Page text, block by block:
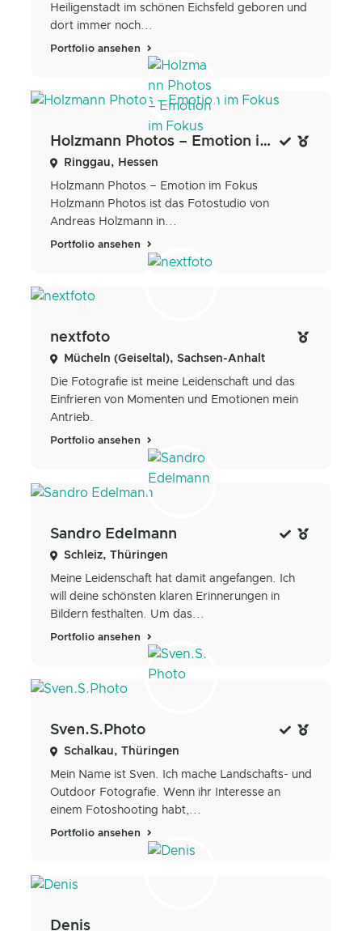
Heiligenstadt im schönen Eichsfeld geboren und
dort immer noch...
Portfolio ansehen
Holzmann Photos – Emotion im Fokus
Ringgau, Hessen
Holzmann Photos – Emotion im Fokus
Holzmann Photos ist das Fotostudio von
Andreas Holzmann in...
Portfolio ansehen
nextfoto
Mücheln (Geiseltal), Sachsen-Anhalt
Die Fotografie ist meine Leidenschaft und das
Einfrieren von Momenten und Emotionen mein
Antrieb.
Portfolio ansehen
Sandro Edelmann
Schleiz, Thüringen
Meine Leidenschaft hat damit angefangen. Ich
will deine schönsten klaren Erinnerungen in
Bildern festhalten. Um das...
Portfolio ansehen
Sven.S.Photo
Schalkau, Thüringen
Mein Name ist Sven. Ich mache Landschafts- und
Outdoor Fotografie. Wenn ihr Interesse an
einem Fotoshooting habt,...
Portfolio ansehen
Denis